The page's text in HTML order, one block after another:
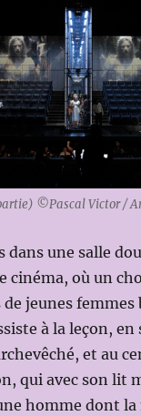
©Pascal Victor /
dans une salle
cinéma, où un
jeunes femmes
à la leçon, en
et au
qui avec son lit
homme dont